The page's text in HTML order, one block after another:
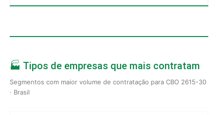
🏭 Tipos de empresas que mais contratam
Segmentos com maior volume de contratação para CBO 2615-30
· Brasil